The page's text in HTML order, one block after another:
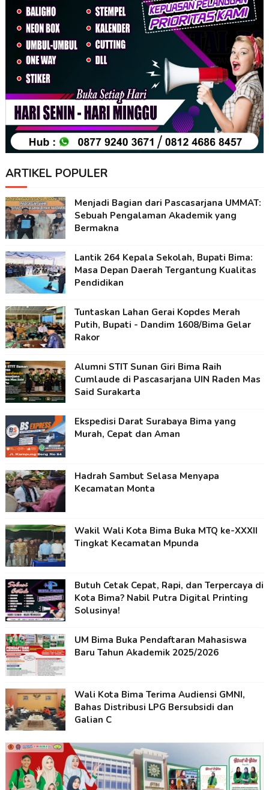
ARTIKEL POPULER
Menjadi Bagian dari Pascasarjana UMMAT:
Sebuah Pengalaman Akademik yang
Bermakna
Lantik 264 Kepala Sekolah, Bupati Bima:
Masa Depan Daerah Tergantung Kualitas
Pendidikan
Tuntaskan Lahan Gerai Kopdes Merah
Putih, Bupati - Dandim 1608/Bima Gelar
Rakor
Alumni STIT Sunan Giri Bima Raih
Cumlaude di Pascasarjana UIN Raden Mas
Said Surakarta
Ekspedisi Darat Surabaya Bima yang
Murah, Cepat dan Aman
Hadrah Sambut Selasa Menyapa
Kecamatan Monta
Wakil Wali Kota Bima Buka MTQ ke-XXXII
Tingkat Kecamatan Mpunda
Butuh Cetak Cepat, Rapi, dan Terpercaya di
Kota Bima? Nabil Putra Digital Printing
Solusinya!
UM Bima Buka Pendaftaran Mahasiswa
Baru Tahun Akademik 2025/2026
Wali Kota Bima Terima Audiensi GMNI,
Bahas Distribusi LPG Bersubsidi dan
Galian C